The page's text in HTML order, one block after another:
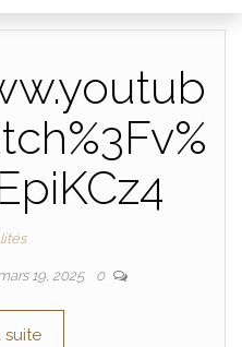
19, 2025 0
suite